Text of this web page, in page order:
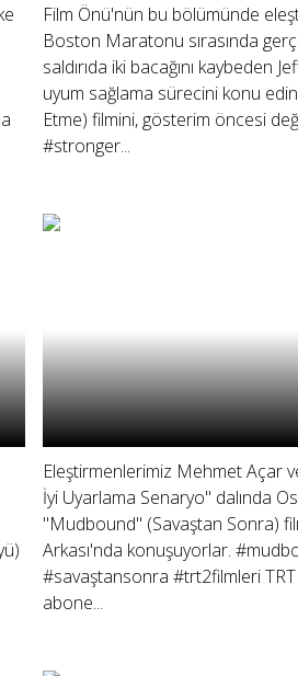
Film Önü'nün bu bölümünde
Boston Maratonu sırasında
saldırıda iki bacağını kaybeden
uyum sağlama sürecini konu
Etme) filmini, gösterim öncesi
#stronger...
Eleştirmenlerimiz Mehmet Açar
İyi Uyarlama Senaryo" dalında
"Mudbound" (Savaştan Sonra)
Arkası'nda konuşuyorlar.
#savaştansonra #trt2filmleri TRT
abone...